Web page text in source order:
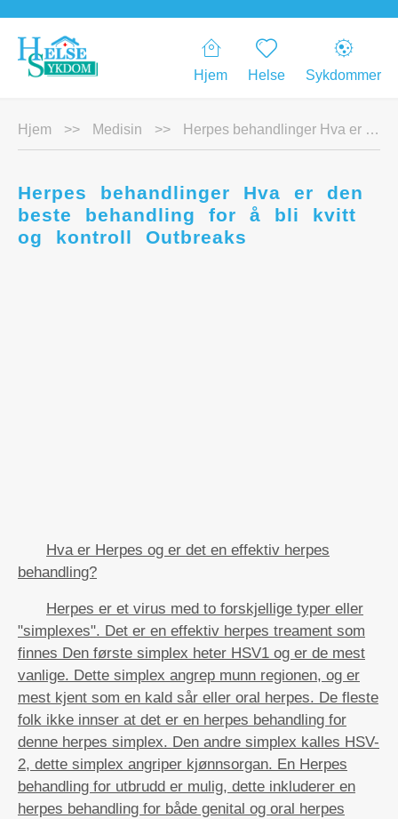
Hjem Helse Sykdommer
Hjem >> Medisin >> Herpes behandlinger Hva er den beste behandling for å bli kvitt og kontroll Outbreaks
Herpes behandlinger Hva er den
beste behandling for å bli kvitt
og kontroll Outbreaks
Hva er Herpes og er det en effektiv herpes
behandling?
Herpes er et virus med to forskjellige typer eller
"simplexes". Det er en effektiv herpes treament som
finnes Den første simplex heter HSV1 og er de mest
vanlige. Dette simplex angrep munn regionen, og er
mest kjent som en kald sår eller oral herpes. De fleste
folk ikke innser at det er en herpes behandling for
denne herpes simplex. Den andre simplex kalles HSV-
2, dette simplex angriper kjønnsorgan. En Herpes
behandling for utbrudd er mulig, dette inkluderer en
herpes behandling for både genital og oral herpes